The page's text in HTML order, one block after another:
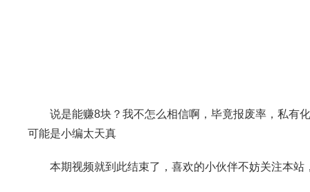
说是能赚8块？我不怎么相信啊，毕竟报废率，私有
可能是小编太天真
本期视频就到此结束了，喜欢的小伙伴不妨关注本